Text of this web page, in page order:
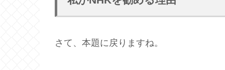
さて、本題に戻りますね。